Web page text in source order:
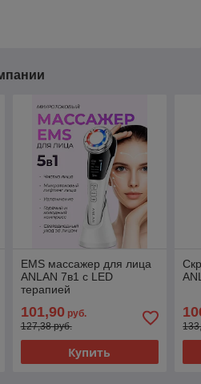
EMS массажер для лица
ANLAN 7в1 с LED
терапией
101,90 руб.
127,38 руб.
Купить